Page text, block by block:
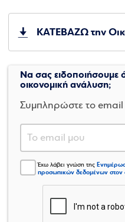
ΚΑΤΕΒΑΖΩ την
Να σας ειδοποιήσουμε
οικονομική ανάλυση;
Συμπληρώστε το email
Έχω λάβει γνώση της
προσωπικών δεδομένων στον